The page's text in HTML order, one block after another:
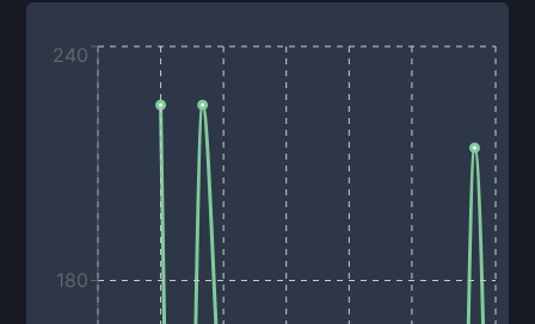
180
240